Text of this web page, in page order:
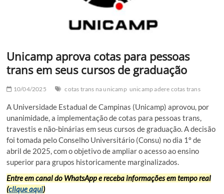
Unicamp aprova cotas para pessoas
trans em seus cursos de graduação
10/04/2025 cotas trans na unicamp unicamp adere cotas trans
A Universidade Estadual de Campinas (Unicamp) aprovou, por
unanimidade, a implementação de cotas para pessoas trans,
travestis e não-binárias em seus cursos de graduação. A decisão
foi tomada pelo Conselho Universitário (Consu) no dia 1º de
abril de 2025, com o objetivo de ampliar o acesso ao ensino
superior para grupos historicamente marginalizados.
Entre em canal do WhatsApp e receba informações em tempo real
(clique aqui)